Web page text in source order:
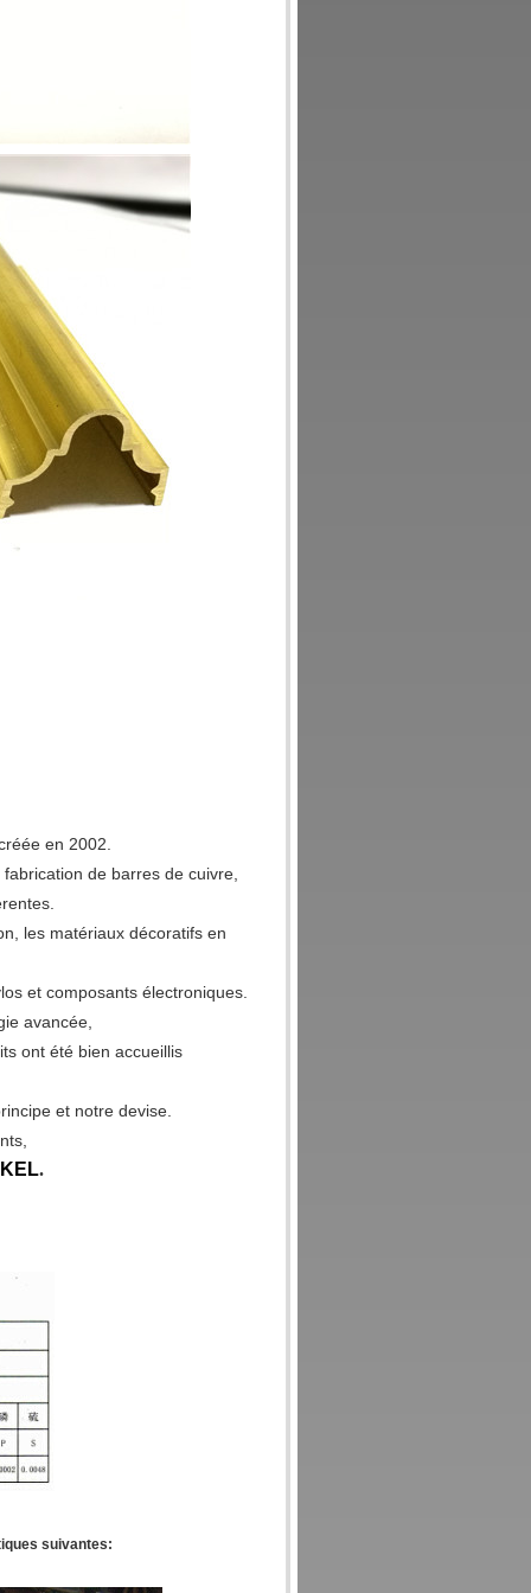
en 2002.
de barres de cuivre,
les matériaux décoratifs en
et composants électroniques.
avancée,
ont été bien accueillis
et notre devise.
.
suivantes: